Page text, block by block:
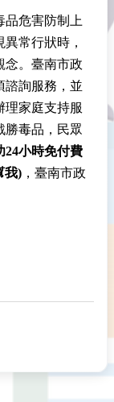
品危害防制上
常行狀時，
念。臺南市政
諮詢服務，並
理家庭支持服
勝毒品，民眾
24小時免付費
我) ，臺南市政